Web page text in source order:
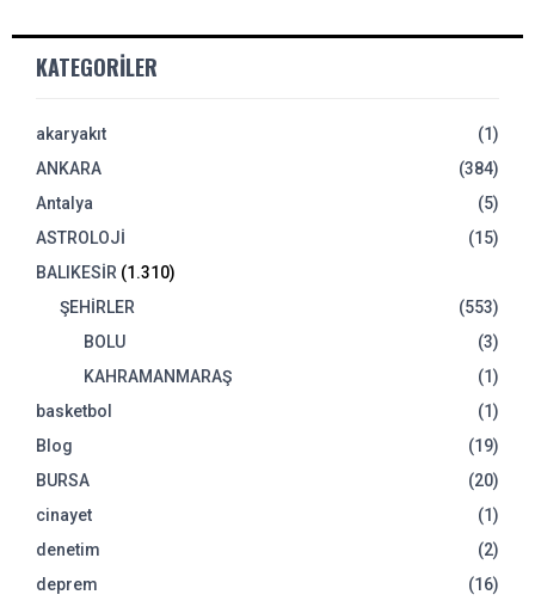
KATEGORILER
akaryakıt
(1)
ANKARA
(384)
Antalya
(5)
ASTROLOJİ
(15)
BALIKESİR (1.310)
ŞEHİRLER
(553)
BOLU
(3)
KAHRAMANMARAŞ
(1)
basketbol
(1)
Blog
(19)
BURSA
(20)
cinayet
(1)
denetim
(2)
deprem
(16)